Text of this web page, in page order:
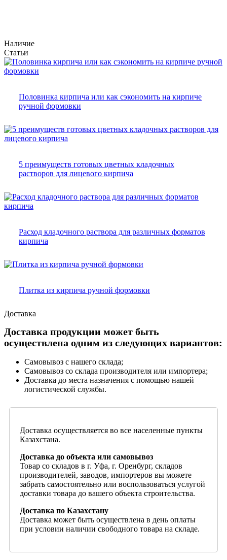
Наличие
Статьи
Половинка кирпича или как сэкономить на кирпиче
ручной формовки
5 преимуществ готовых цветных кладочных
растворов для лицевого кирпича
Расход кладочного раствора для различных форматов
кирпича
Плитка из кирпича ручной формовки
Доставка
Доставка продукции может быть
осуществлена одним из следующих вариантов:
Самовывоз с нашего склада;
Самовывоз со склада производителя или импортера;
Доставка до места назначения с помощью нашей
логистической службы.
Доставка осуществляется во все населенные пункты
Казахстана.
Доставка до объекта или самовывоз
Товар со складов в г. Уфа, г. Оренбург, складов
производителей, заводов, импортеров вы можете
забрать самостоятельно или воспользоваться услугой
доставки товара до вашего объекта строительства.
Доставка по Казахстану
Доставка может быть осуществлена в день оплаты
при условии наличии свободного товара на складе.